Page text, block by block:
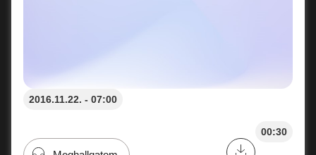
2016.11.22. - 07:00
00:30